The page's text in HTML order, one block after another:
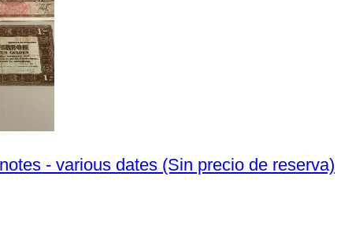
Países Bajos. - 4 banknotes - various dates (Sin precio de reserva)